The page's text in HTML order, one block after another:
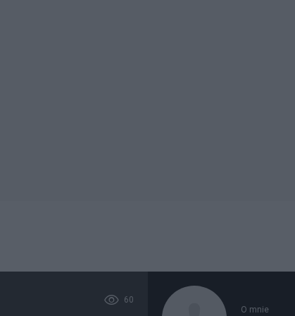
60
O mnie